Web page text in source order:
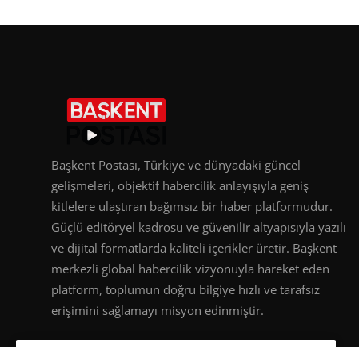
Başkent Postası, Türkiye ve dünyadaki güncel
gelişmeleri, objektif habercilik anlayışıyla geniş
kitlelere ulaştıran bağımsız bir haber platformudur.
Güçlü editöryel kadrosu ve güvenilir altyapısıyla yazılı
ve dijital formatlarda kaliteli içerikler üretir. Başkent
merkezli global habercilik vizyonuyla hareket eden
platform, toplumun doğru bilgiye hızlı ve tarafsız
erişimini sağlamayı misyon edinmiştir.